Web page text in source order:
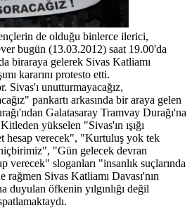
de olduğu binlerce ilerici,
bugün (13.03.2012) saat 19.00'da
biraraya gelerek Sivas Katliamı
kararını protesto etti.
Sivas'ı unutturmayacağız,
pankartı arkasında bir araya gelen
Galatasaray Tramvay Durağı'na
yükselen "Sivas'ın ışığı
hesap verecek", "Kurtuluş yok tek
"Gün gelecek devran
verecek" sloganları "insanlık suçlarında
rağmen Sivas Katliamı Davası'nın
duyulan öfkenin yılgınlığı değil